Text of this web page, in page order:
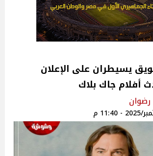
يسيطران على الإعلان
أفلام جاك بلاك